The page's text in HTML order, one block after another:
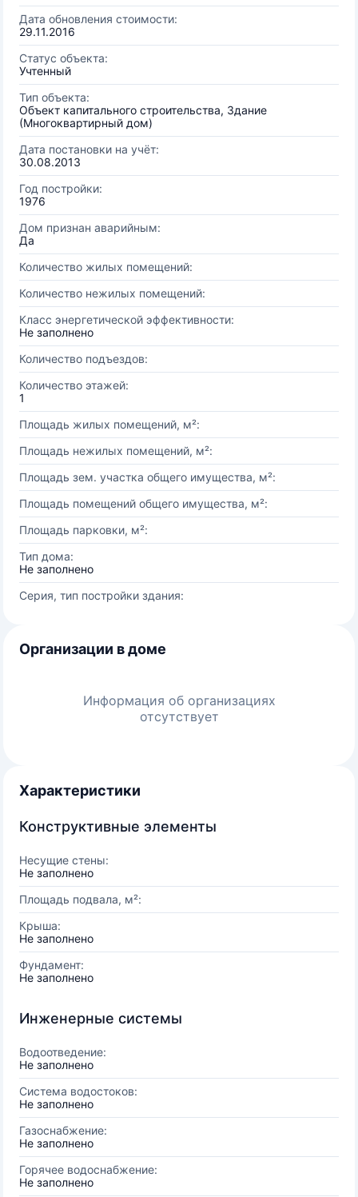
Дата обновления стоимости:
29.11.2016
Статус объекта:
Учтенный
Тип объекта:
Объект капитального строительства, Здание
(Многоквартирный дом)
Дата постановки на учёт:
30.08.2013
Год постройки:
1976
Дом признан аварийным:
Да
Количество жилых помещений:
Количество нежилых помещений:
Класс энергетической эффективности:
Не заполнено
Количество подъездов:
Количество этажей:
1
Площадь жилых помещений, м²:
Площадь нежилых помещений, м²:
Площадь зем. участка общего имущества, м²:
Площадь помещений общего имущества, м²:
Площадь парковки, м²:
Тип дома:
Не заполнено
Серия, тип постройки здания:
Организации в доме
Информация об организациях
отсутствует
Характеристики
Конструктивные элементы
Несущие стены:
Не заполнено
Площадь подвала, м²:
Крыша:
Не заполнено
Фундамент:
Не заполнено
Инженерные системы
Водоотведение:
Не заполнено
Система водостоков:
Не заполнено
Газоснабжение:
Не заполнено
Горячее водоснабжение:
Не заполнено